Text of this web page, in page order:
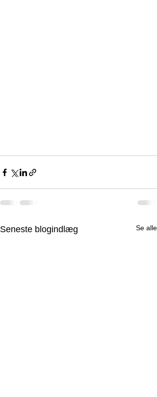
Seneste blogindlæg Se alle